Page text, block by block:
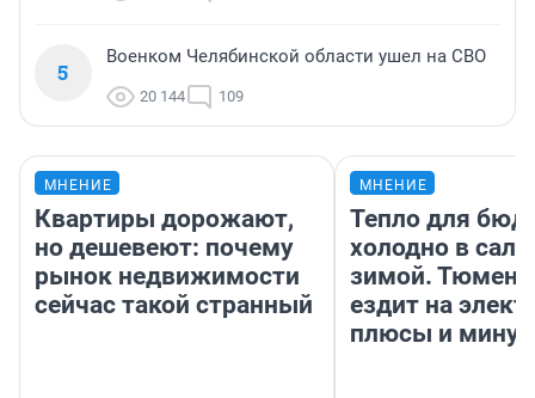
5
Военком Челябинской области ушел на СВО
20 144 109
МНЕНИЕ
Квартиры дорожают,
но дешевеют: почему
рынок недвижимости
сейчас такой странный
МНЕНИЕ
Тепло для
холодно в
зимой.
ездит на
плюсы и